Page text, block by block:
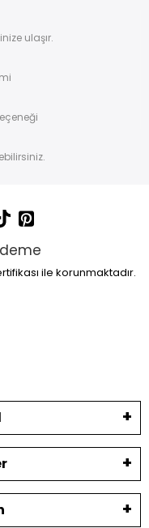
ulaşır.
ile korunmaktadır.